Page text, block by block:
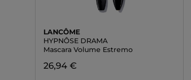
LANCÔME
HYPNÔSE DRAMA
Mascara Volume Estremo
26,94 €